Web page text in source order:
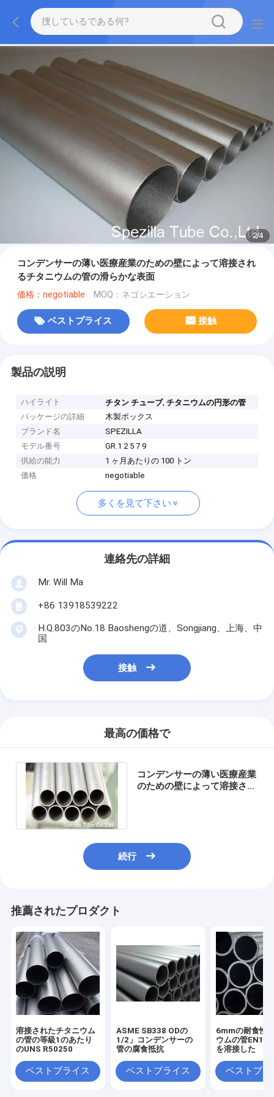
2/4
コンデンサーの薄い医療産業のための壁によって溶接され
るチタニウムの管の滑らかな表面
価格：negotiable MOQ：ネゴシエーション
ベストプライス 接触
製品の説明
ハイライト チタン チューブ,チタニウムの円形の管
パッケージの詳細
木製ボックス
ブランド名
SPEZILLA
モデル番号
GR.1 2 5 7 9
供給の能力
1 ヶ月あたりの 100 トン
価格
negotiable
多くを見て下さい
連絡先の詳細
Mr. Will Ma
+86 13918539222
H.Q.803のNo.18 Baoshengの道、Songjiang、上海、中
国
接触
最高の価格で
コンデンサーの薄い医療産業
のための壁によって溶接され
続行
推薦されたプロダクト
溶接されたチタニウム
の管の等級1のあたり
のUNS R50250
ベストプライス
ASME SB338 ODの
1/2」コンデンサーの
管の腐食抵抗
ベストプライス
6mmの耐食性
ウムの管
を溶接した
ベストプラ